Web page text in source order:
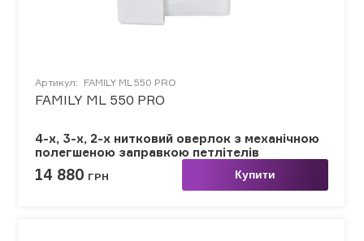
Артикул: FAMILY ML 550 PRO
FAMILY ML 550 PRO
4-х, 3-х, 2-х нитковий оверлок з механічною
полегшеною заправкою петлітелів
14 880 ГРН Купити